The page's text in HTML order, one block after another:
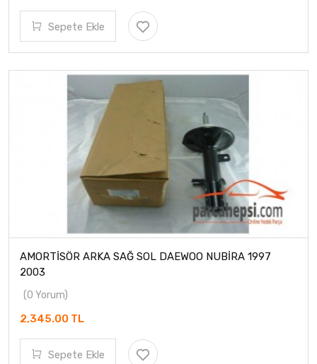
Sepete Ekle
AMORTİSÖR ARKA SAĞ SOL DAEWOO NUBİRA 1997
2003
(0 Yorum)
2,345.00 TL
Sepete Ekle